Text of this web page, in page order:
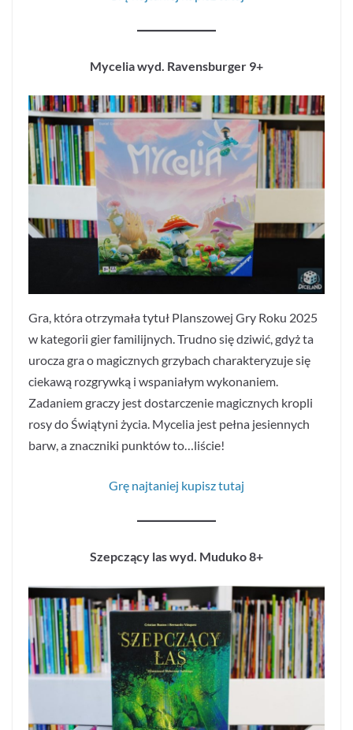
Mycelia wyd. Ravensburger 9+
Gra, która otrzymała tytuł Planszowej Gry Roku 2025
w kategorii gier familijnych. Trudno się dziwić, gdyż ta
urocza gra o magicznych grzybach charakteryzuje się
ciekawą rozgrywką i wspaniałym wykonaniem.
Zadaniem graczy jest dostarczenie magicznych kropli
rosy do Świątyni życia. Mycelia jest pełna jesiennych
barw, a znaczniki punktów to…liście!
Grę najtaniej kupisz tutaj
Szepczący las wyd. Muduko 8+